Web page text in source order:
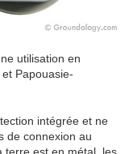
utilisation en
Papouasie-
intégrée et ne
de connexion au